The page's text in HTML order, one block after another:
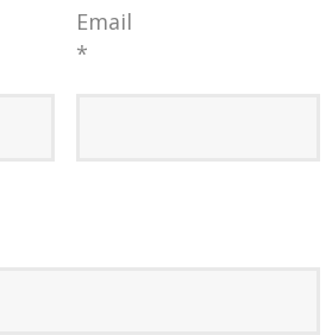
Email
*